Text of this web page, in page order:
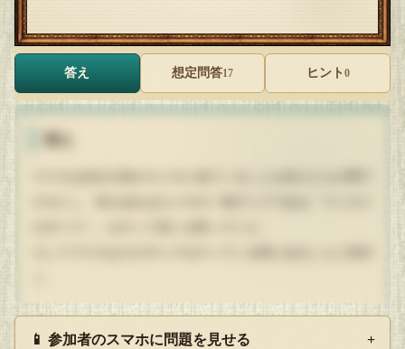
答え 想定問答17 ヒント 0
📱 参加者のスマホに問題を見せる +